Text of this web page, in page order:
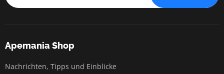
Apemania Shop
Nachrichten, Tipps und Einblicke